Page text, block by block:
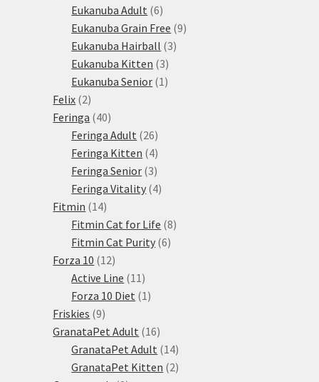
produktů
Eukanuba Adult 66
produktů
Eukanuba Grain Free 99
Eukanuba Hairball 33
Eukanuba Kitten 33
produkty
Eukanuba Senior 1 1
Felix 22
produkty
Feringa 4040
produktů
Feringa Adult 2626
produktů
Feringa Kitten 44
produkty
Feringa Senior 33
produkty
Feringa Vitality 44
Fitmin 1414
produktů
Fitmin Cat for Life 88
Fitmin Cat Purity 66
Forza 10 1212
produktů
Active Line 11 11
produktů
Forza 10 Diet 1 1
Friskies 99
produktů
GranataPet Adult 1616
produktů
GranataPet Adult 1414
produktů
GranataPet Kitten 22